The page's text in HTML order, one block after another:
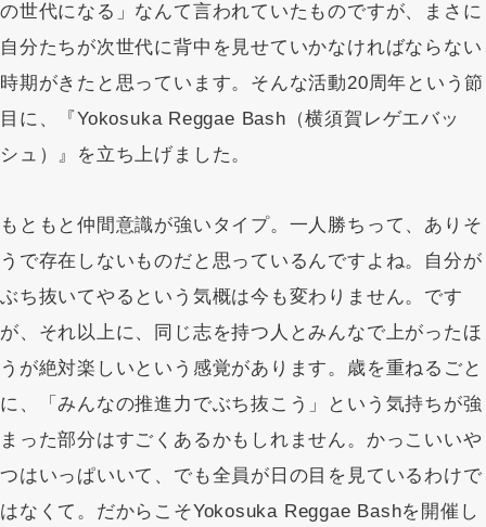
の世代になる」なんて言われていたものですが、まさに
自分たちが次世代に背中を見せていかなければならない
時期がきたと思っています。そんな活動20周年という節
目に、『Yokosuka Reggae Bash（横須賀レゲエバッ
シュ）』を立ち上げました。
もともと仲間意識が強いタイプ。一人勝ちって、ありそ
うで存在しないものだと思っているんですよね。自分が
ぶち抜いてやるという気概は今も変わりません。です
が、それ以上に、同じ志を持つ人とみんなで上がったほ
うが絶対楽しいという感覚があります。歳を重ねるごと
に、「みんなの推進力でぶち抜こう」という気持ちが強
まった部分はすごくあるかもしれません。かっこいいや
つはいっぱいいて、でも全員が日の目を見ているわけで
はなくて。だからこそYokosuka Reggae Bashを開催し